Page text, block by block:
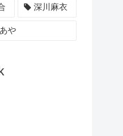
深川麻衣
や